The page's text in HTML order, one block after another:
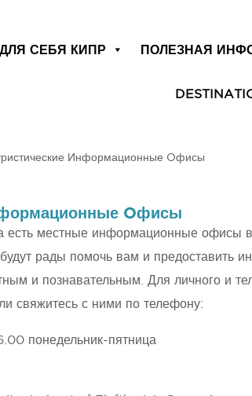
СЕБЯ КИПР ПОЛЕЗНАЯ
Информационные Oфисы
Oфисы
есть местные информационные офисы
рады помочь вам и предоставить
и познавательным. Для личного и
свяжитесь с ними по телефону:
понедельник-пятница